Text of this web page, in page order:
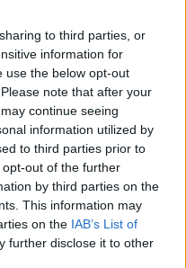
to third parties, or
information for
use the below opt-out
note that after your
continue seeing
information utilized by
to third parties prior to
out of the further
by third parties on the
This information may
on the IAB’s List of
further disclose it to other
A széder
rend, azt jelzi,
rend szerint
ahol
történetét